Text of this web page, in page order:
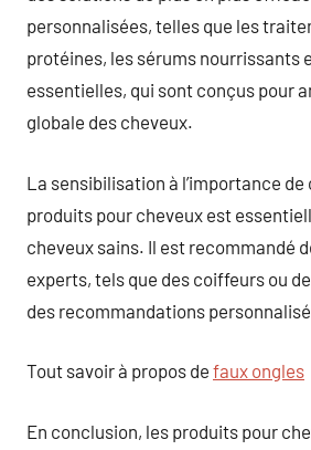
personnalisées, telles que les
protéines, les sérums nourrissants
essentielles, qui sont conçus pour
globale des cheveux.
La sensibilisation à l’importance
produits pour cheveux est
cheveux sains. Il est recommandé
experts, tels que des coiffeurs ou
des recommandations
Tout savoir à propos de faux ongles
En conclusion, les produits pour